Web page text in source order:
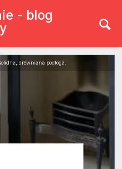
- blog
drewniana podłoga.